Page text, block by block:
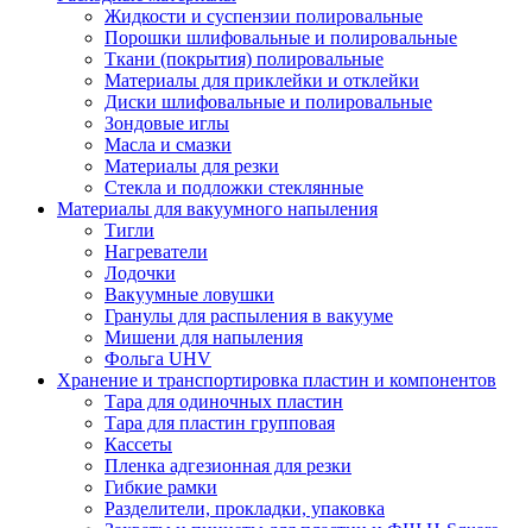
Жидкости и суспензии полировальные
Порошки шлифовальные и полировальные
Ткани (покрытия) полировальные
Материалы для приклейки и отклейки
Диски шлифовальные и полировальные
Зондовые иглы
Масла и смазки
Материалы для резки
Стекла и подложки стеклянные
Материалы для вакуумного напыления
Тигли
Нагреватели
Лодочки
Вакуумные ловушки
Гранулы для распыления в вакууме
Мишени для напыления
Фольга UHV
Хранение и транспортировка пластин и компонентов
Тара для одиночных пластин
Тара для пластин групповая
Кассеты
Пленка адгезионная для резки
Гибкие рамки
Разделители, прокладки, упаковка